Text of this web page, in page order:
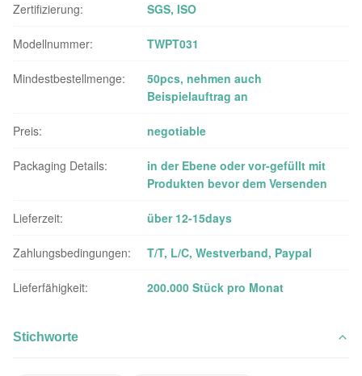
Zertifizierung: SGS, ISO
Modellnummer: TWPT031
Mindestbestellmenge:
50pcs, nehmen auch
Beispielauftrag an
Preis: negotiable
Packaging Details:
in der Ebene oder vor-gefüllt mit
Produkten bevor dem Versenden
Lieferzeit: über 12-15days
Zahlungsbedingungen: T/T, L/C, Westverband, Paypal
Lieferfähigkeit: 200.000 Stück pro Monat
Stichworte